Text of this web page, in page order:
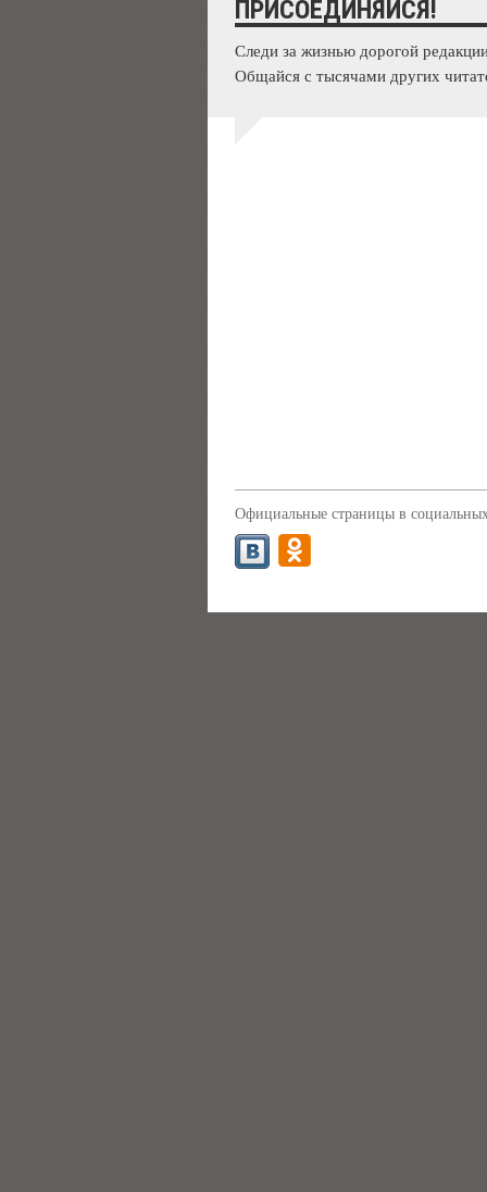
ПРИСОЕДИНЯЙСЯ!
Следи за жизнью дорогой
Общайся с тысячами других
Официальные страницы в социальных